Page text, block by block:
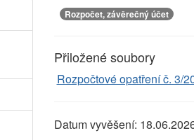
Rozpočet, závěrečný účet
Přiložené soubory
Rozpočtové opatření č. 3/
Datum vyvěšení: